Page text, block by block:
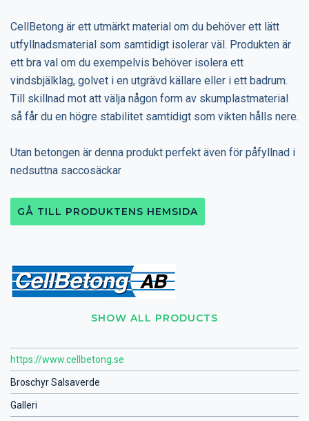
SHOW ALL PRODUCTS
https://www.cellbetong.se
Broschyr Salsaverde
Galleri
CellBetong är ett utmärkt material om du behöver ett lätt
utfyllnadsmaterial som samtidigt isolerar väl. Produkten är
ett bra val om du exempelvis behöver isolera ett
vindsbjälklag, golvet i en utgrävd källare eller i ett badrum.
Till skillnad mot att välja någon form av skumplastmaterial
så får du en högre stabilitet samtidigt som vikten hålls nere.
Utan betongen är denna produkt perfekt även för påfyllnad i
nedsuttna saccosäckar
GÅ TILL PRODUKTENS HEMSIDA